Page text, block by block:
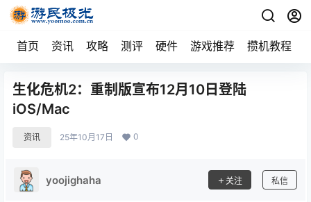
首页 资讯 攻略 测评 硬件 游戏推荐 攒机教程
生化危机2：重制版宣布12月10日登陆
iOS/Mac
资讯 25年10月17日 0
yoojighaha 关注 私信